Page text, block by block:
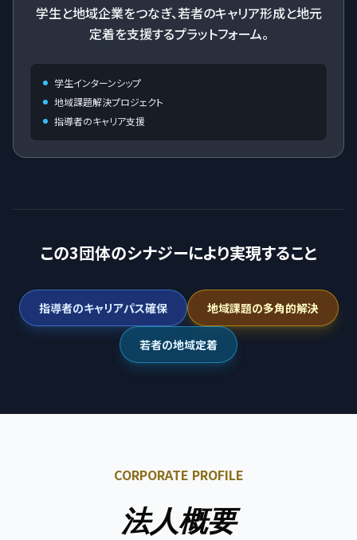
学生と地域企業をつなぎ、若者のキャリア形成と地元
定着を支援するプラットフォーム。
学生インターンシップ
地域課題解決プロジェクト
指導者のキャリア支援
この3団体のシナジーにより実現すること
指導者のキャリアパス確保 地域課題の多角的解決
若者の地域定着
CORPORATE PROFILE
法人概要